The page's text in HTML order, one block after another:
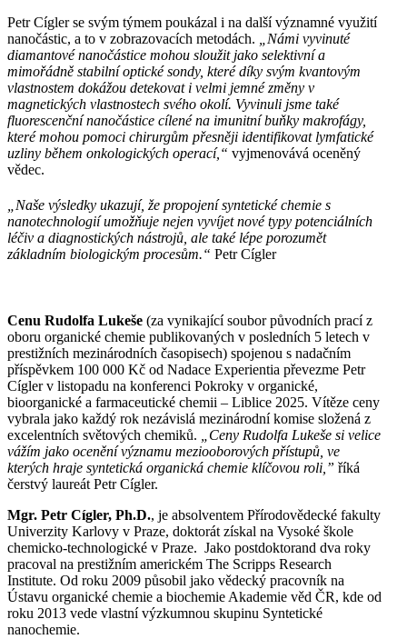
Petr Cígler se svým týmem poukázal i na další významné využití
nanočástic, a to v zobrazovacích metodách.
„Námi vyvinuté
diamantové nanočástice mohou sloužit jako selektivní a
mimořádně stabilní optické sondy, které díky svým kvantovým
vlastnostem dokážou detekovat i velmi jemné změny v
magnetických vlastnostech svého okolí. Vyvinuli jsme také
fluorescenční nanočástice cílené na imunitní buňky makrofágy,
které mohou pomoci chirurgům přesněji identifikovat lymfatické
uzliny během onkologických operací,“ vyjmenovává oceněný
vědec.
„Naše výsledky ukazují, že propojení syntetické chemie s
nanotechnologií umožňuje nejen vyvíjet nové typy potenciálních
léčiv a diagnostických nástrojů, ale také lépe porozumět
základním biologickým procesům.“ Petr Cígler
Cenu Rudolfa Lukeše (za vynikající soubor původních prací z
oboru organické chemie publikovaných v posledních 5 letech v
prestižních mezinárodních časopisech) spojenou s nadačním
příspěvkem 100 000 Kč od Nadace Experientia převezme Petr
Cígler v listopadu na konferenci Pokroky v organické,
bioorganické a farmaceutické chemii – Liblice 2025. Vítěze ceny
vybrala jako každý rok nezávislá mezinárodní komise složená z
excelentních světových chemiků.
„Ceny Rudolfa Lukeše si velice
vážím jako ocenění významu meziooborových přístupů, ve
kterých hraje syntetická organická chemie klíčovou roli,” říká
čerstvý laureát Petr Cígler.
Mgr. Petr Cígler, Ph.D., je absolventem Přírodovědecké fakulty
Univerzity Karlovy v Praze, doktorát získal na Vysoké škole
chemicko-technologické v Praze. Jako postdoktorand dva roky
pracoval na prestižním americkém The Scripps Research
Institute. Od roku 2009 působil jako vědecký pracovník na
Ústavu organické chemie a biochemie Akademie věd ČR, kde od
roku 2013 vede vlastní výzkumnou skupinu Syntetické
nanochemie.